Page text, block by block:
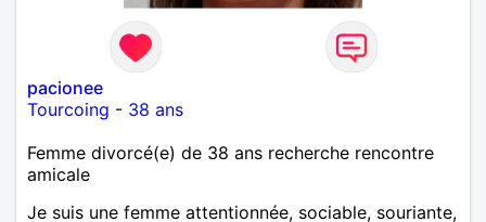
pacionee
Tourcoing - 38 ans
Femme divorcé(e) de 38 ans recherche rencontre
amicale
Je suis une femme attentionnée, sociable, souriante,